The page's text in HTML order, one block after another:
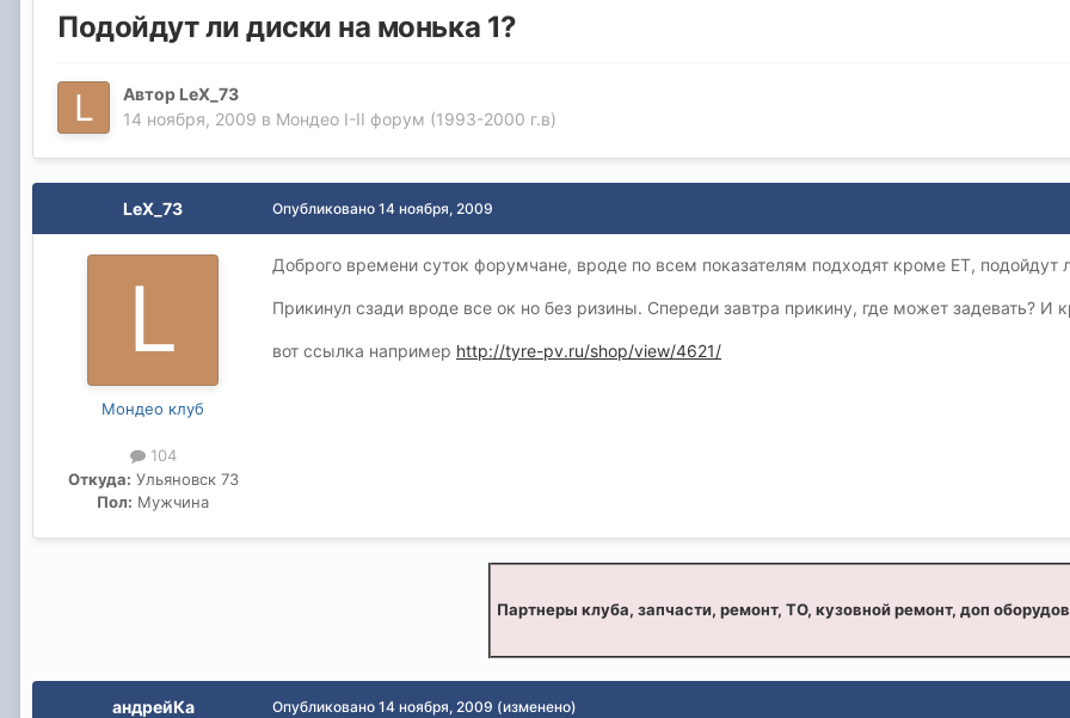
Подойдут ли диски на монька 1?
Автор LeX_73
14 ноября, 2009 в Мондео I-II форум (1993-2000 г.в)
LeX_73
Мондео клуб
104
Откуда: Ульяновск 73
Пол: Мужчина
Опубликовано 14 ноября, 2009
Доброго времени суток форумчане, вроде по всем показателям подходят кроме ET,
Прикинул сзади вроде все ок но без ризины. Спереди завтра прикину, где может задевать? И
вот ссылка например http://tyre-pv.ru/shop/view/4621/
Партнеры клуба, запчасти, ремонт, ТО, кузовной ремонт, доп
андрейКа Опубликовано 14 ноября, 2009 (изменено)